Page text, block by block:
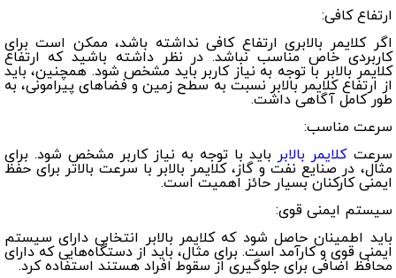
ارتفاع کافی:
اگر کلایمر بالابری ارتفاع کافی نداشته باشد، ممکن است برای
کاربردی خاص مناسب نباشد. در نظر داشته باشید که ارتفاع
کلایمر بالابر با توجه به نیاز کاربر باید مشخص شود. همچنین، باید
از ارتفاع کلایمر بالابر نسبت به سطح زمین و فضاهای پیرامونی، به
طور کامل آگاهی داشت.
سرعت مناسب:
سرعتکلایمر بالابرباید با توجه به نیاز کاربر مشخص شود. برای
مثال، در صنایع نفت و گاز، کلایمر بالابر با سرعت بالاتر برای حفظ
ایمنی کارکنان بسیار حائز اهمیت است.
سیستم ایمنی قوی:
باید اطمینان حاصل شود که کلایمر بالابر انتخابی دارای سیستم
ایمنی قوی و کارآمد است. برای مثال، باید از دستگاه‌هایی که دارای
محافظ اضافی برای جلوگیری از سقوط افراد هستند استفاده کرد.